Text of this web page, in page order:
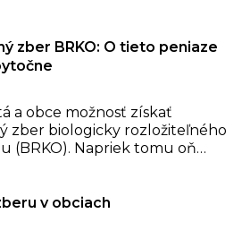
zber BRKO: O tieto peniaze
a obce možnosť získať
zber biologicky rozložiteľného
(BRKO). Napriek tomu oň
na podanie žiadosti je pritom
v obciach